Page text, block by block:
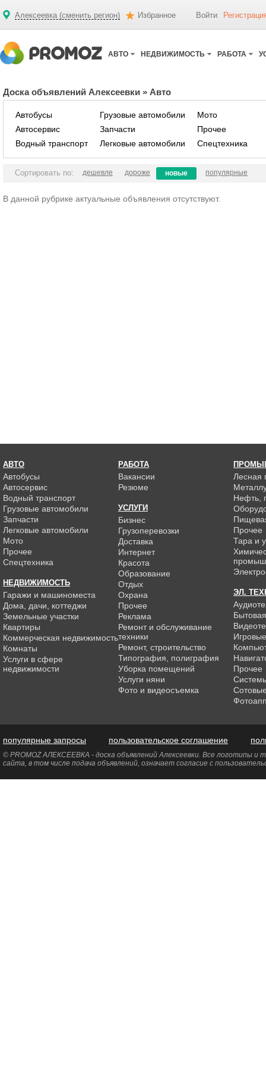
Алексеевка (сменить регион) Избранное Войти
АВТО НЕДВИЖИМОСТЬ РАБОТА
Доска объявлений Алексеевки » Авто
Автобусы
Автосервис
Водный транспорт
Грузовые автомобили
Запчасти
Легковые автомобили
Мото
Прочее
Спецтехника
Сортировать по: дешевле дороже новые популярные
В данной рубрике актуальные объявления отсутствуют.
АВТО
Автобусы
Автосервис
Водный транспорт
Грузовые автомобили
Запчасти
Легковые автомобили
Мото
Прочее
Спецтехника
НЕДВИЖИМОСТЬ
Гаражи и машиноместа
Дома, дачи, коттеджи
Земельные участки
Квартиры
Коммерческая недвижимость
Комнаты
Услуги в сфере
недвижимости
РАБОТА
Вакансии
Резюме
УСЛУГИ
Бизнес
Грузоперевозки
Доставка
Интернет
Красота
Образование
Отдых
Охрана
Прочее
Реклама
Ремонт и обслуживание
техники
Ремонт, строительство
Типография, полиграфия
Уборка помещений
Услуги няни
Фото и видеосъемка
Лесная
Нефть,
Прочее
Тара и
ЭЛ.
Прочее
популярные запросы пользовательское соглашение
© PROMOZ АЛЕКСЕЕВКА - доска объявлений Алексеевки. Все логотипы и
сайта, в том числе подача объявлений, означает согласие с